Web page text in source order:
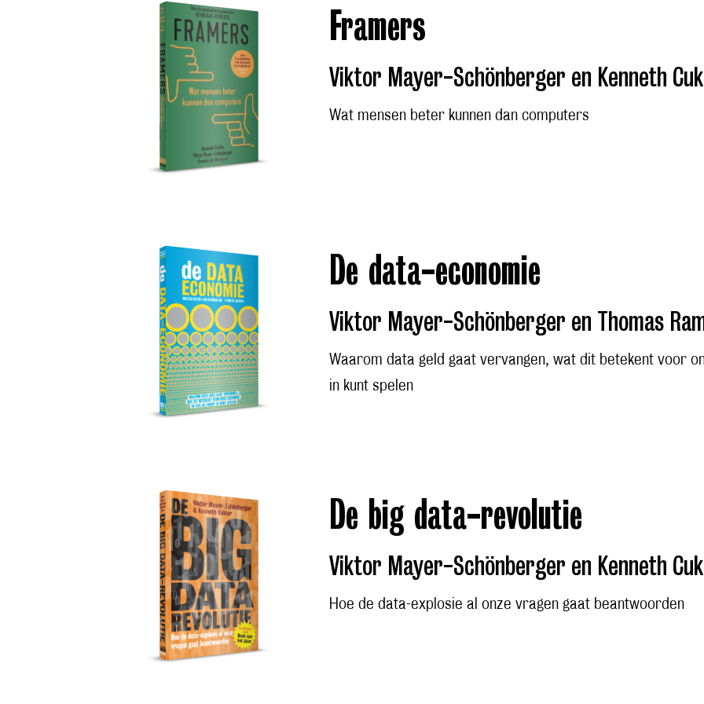
Framers
Viktor Mayer-Schönberger en Kenneth
Wat mensen beter kunnen dan computers
De data-economie
Viktor Mayer-Schönberger en Thomas
Waarom data geld gaat vervangen, wat dit betekent voor
in kunt spelen
De big data-revolutie
Viktor Mayer-Schönberger en Kenneth
Hoe de data-explosie al onze vragen gaat beantwoorden